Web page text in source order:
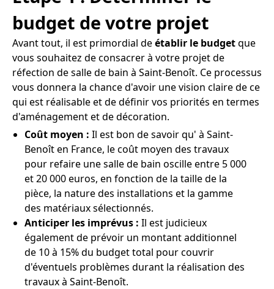
budget de votre projet
Avant tout, il est primordial deétablir le budgetque
vous souhaitez de consacrer à votre projet de
réfection de salle de bain à Saint-Benoît. Ce processus
vous donnera la chance d'avoir une vision claire de ce
qui est réalisable et de définir vos priorités en termes
d'aménagement et de décoration.
Coût moyen : Il est bon de savoir qu' à Saint-
Benoît en France, le coût moyen des travaux
pour refaire une salle de bain oscille entre 5 000
et 20 000 euros, en fonction de la taille de la
pièce, la nature des installations et la gamme
des matériaux sélectionnés.
Anticiper les imprévus : Il est judicieux
également de prévoir un montant additionnel
de 10 à 15% du budget total pour couvrir
d'éventuels problèmes durant la réalisation des
travaux à Saint-Benoît.